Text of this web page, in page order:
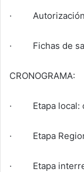
· Autorización
· Fichas de
CRONOGRAMA:
· Etapa local:
· Etapa
· Etapa